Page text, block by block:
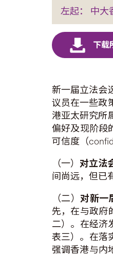
左起： 中大
新一届立法会
议员在一些政
港亚太研究所
偏好及现阶段
可信度（
（一） 对立法
间尚远，但已
（二） 对新一
先，在与政府
二）。在经济
表三）。在落
强调香港与内